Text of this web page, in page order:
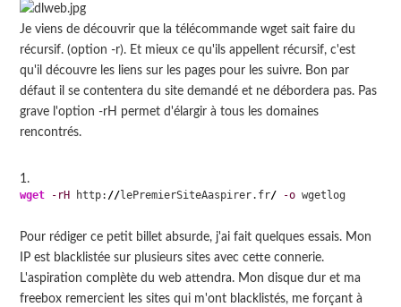
Je viens de découvrir que la télécommande wget sait faire du
récursif. (option -r). Et mieux ce qu'ils appellent récursif, c'est
qu'il découvre les liens sur les pages pour les suivre. Bon par
défaut il se contentera du site demandé et ne débordera pas. Pas
grave l'option -rH permet d'élargir à tous les domaines
rencontrés.
wget -rH http: //lePremierSiteAaspirer.fr/ -o wgetlog
Pour rédiger ce petit billet absurde, j'ai fait quelques essais. Mon
IP est blacklistée sur plusieurs sites avec cette connerie.
L'aspiration complète du web attendra. Mon disque dur et ma
freebox remercient les sites qui m'ont blacklistés, me forçant à